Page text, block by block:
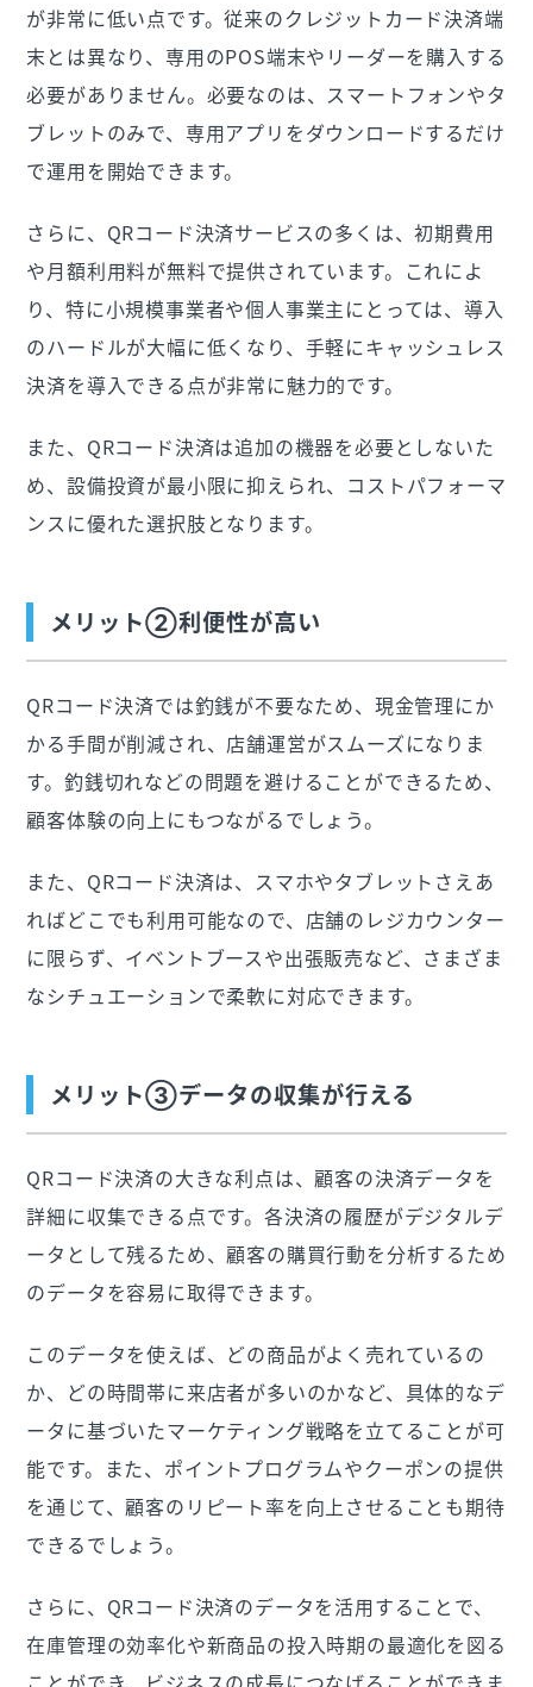
が非常に低い点です。従来のクレジットカード決済端
末とは異なり、専用のPOS端末やリーダーを購入する
必要がありません。必要なのは、スマートフォンやタ
ブレットのみで、専用アプリをダウンロードするだけ
で運用を開始できます。
さらに、QRコード決済サービスの多くは、初期費用
や月額利用料が無料で提供されています。これによ
り、特に小規模事業者や個人事業主にとっては、導入
のハードルが大幅に低くなり、手軽にキャッシュレス
決済を導入できる点が非常に魅力的です。
また、QRコード決済は追加の機器を必要としないた
め、設備投資が最小限に抑えられ、コストパフォーマ
ンスに優れた選択肢となります。
メリット②利便性が高い
QRコード決済では釣銭が不要なため、現金管理にか
かる手間が削減され、店舗運営がスムーズになりま
す。釣銭切れなどの問題を避けることができるため、
顧客体験の向上にもつながるでしょう。
また、QRコード決済は、スマホやタブレットさえあ
ればどこでも利用可能なので、店舗のレジカウンター
に限らず、イベントブースや出張販売など、さまざま
なシチュエーションで柔軟に対応できます。
メリット③データの収集が行える
QRコード決済の大きな利点は、顧客の決済データを
詳細に収集できる点です。各決済の履歴がデジタルデ
ータとして残るため、顧客の購買行動を分析するため
のデータを容易に取得できます。
このデータを使えば、どの商品がよく売れているの
か、どの時間帯に来店者が多いのかなど、具体的なデ
ータに基づいたマーケティング戦略を立てることが可
能です。また、ポイントプログラムやクーポンの提供
を通じて、顧客のリピート率を向上させることも期待
できるでしょう。
さらに、QRコード決済のデータを活用することで、
在庫管理の効率化や新商品の投入時期の最適化を図る